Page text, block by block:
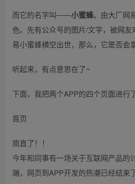
而它的名字叫——小蜜蜂。由大厂网
色。先有公众号的图片/文字，被网友
易小蜜蜂横空出世，那么，它是否会
听起来，有点意思在了~
下面，我把两个APP的四个页面进行
首页
简直了！！
今年和同事有一场关于互联网产品的
端，网页到APP开发的热潮已经结束